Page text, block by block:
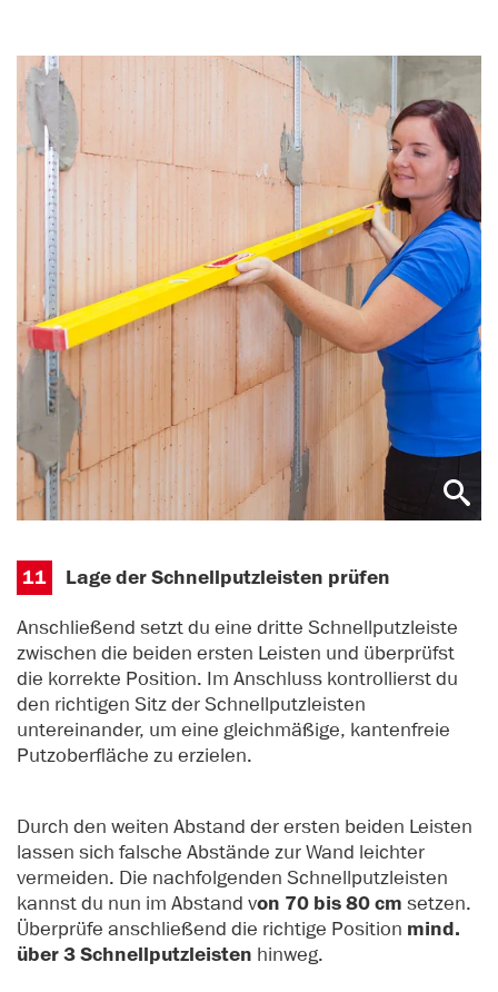
11 Lage der Schnellputzleisten prüfen
Anschließend setzt du eine dritte Schnellputzleiste
zwischen die beiden ersten Leisten und überprüfst
die korrekte Position. Im Anschluss kontrollierst du
den richtigen Sitz der Schnellputzleisten
untereinander, um eine gleichmäßige, kantenfreie
Putzoberfläche zu erzielen.
Durch den weiten Abstand der ersten beiden Leisten
lassen sich falsche Abstände zur Wand leichter
vermeiden. Die nachfolgenden Schnellputzleisten
kannst du nun im Abstand von 70 bis 80 cm setzen.
Überprüfe anschließend die richtige Position mind.
über 3 Schnellputzleisten hinweg.